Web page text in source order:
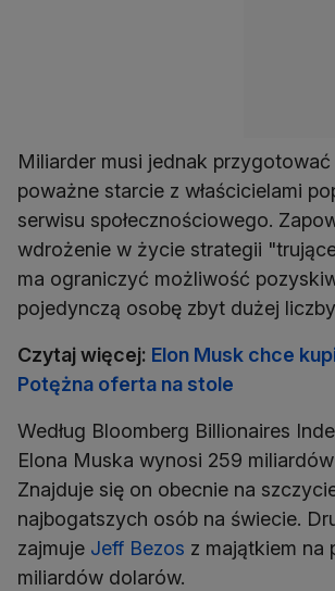
Miliarder musi jednak przygotować
poważne starcie z właścicielami
serwisu społecznościowego.
wdrożenie w życie strategii
ma ograniczyć możliwość
pojedynczą osobę zbyt dużej
Czytaj więcej: Elon Musk chce
Potężna oferta na stole
Według Bloomberg Billionaires
Elona Muska wynosi 259
Znajduje się on obecnie na
najbogatszych osób na świecie.
zajmuje Jeff Bezos z majątkiem na
miliardów dolarów.